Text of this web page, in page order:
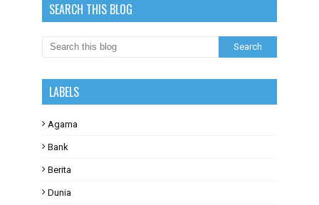
SEARCH THIS BLOG
LABELS
Agama
Bank
Berita
Dunia